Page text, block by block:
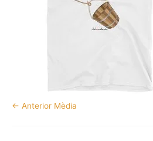
← Anterior Mèdia